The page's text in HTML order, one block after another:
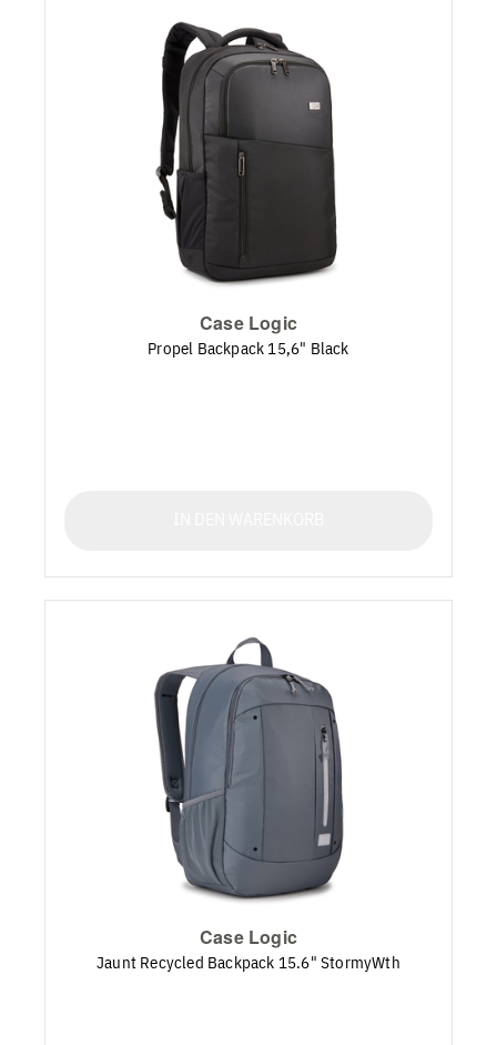
Case Logic
Propel Backpack 15,6" Black
Case Logic
Jaunt Recycled Backpack 15.6" StormyWth